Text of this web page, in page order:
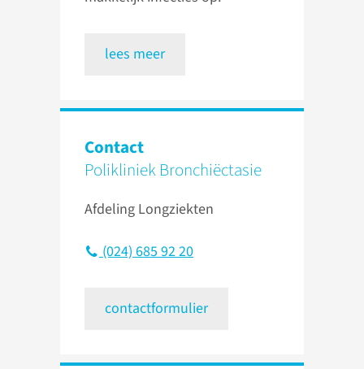
lees meer
Contact
Polikliniek Bronchiëctasie
Afdeling Longziekten
(024) 685 92 20
contactformulier